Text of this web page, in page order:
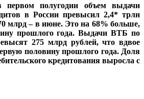
полугодии объем выдачи
в России превысил 2,4* трлн
млрд – в июне. Это на 68% больше,
прошлого года. Выдачи ВТБ по
275 млрд рублей, что вдвое
половину прошлого года. Доля
кредитования выросла с